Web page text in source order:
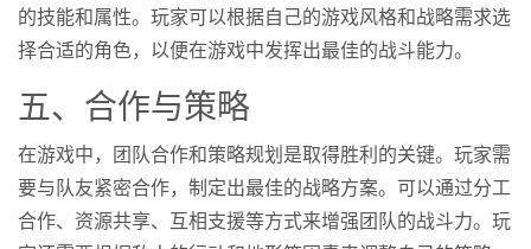
的技能和属性。玩家可以根据自己的游戏风格和战略需求选
择合适的角色，以便在游戏中发挥出最佳的战斗能力。
五、合作与策略
在游戏中，团队合作和策略规划是取得胜利的关键。玩家需
要与队友紧密合作，制定出最佳的战略方案。可以通过分工
合作、资源共享、互相支援等方式来增强团队的战斗力。玩